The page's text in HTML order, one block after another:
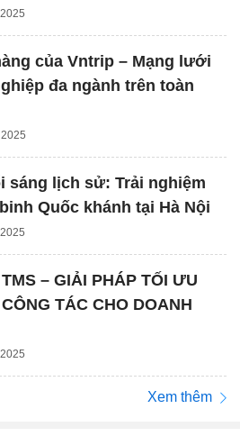
của Vntrip – Mạng lưới
đa ngành trên toàn
sáng lịch sử: Trải nghiệm
Quốc khánh tại Hà Nội
– GIẢI PHÁP TỐI ƯU
TÁC CHO DOANH
Xem thêm